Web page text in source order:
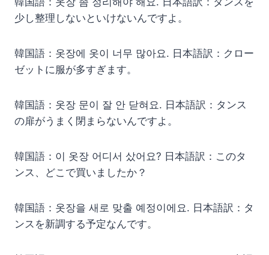
少し整理しないといけないんですよ。
韓国語：옷장에 옷이 너무 많아요. 日本語訳：クロー
ゼットに服が多すぎます。
韓国語：옷장 문이 잘 안 닫혀요. 日本語訳：タンス
の扉がうまく閉まらないんですよ。
韓国語：이 옷장 어디서 샀어요? 日本語訳：このタ
ンス、どこで買いましたか？
韓国語：옷장을 새로 맞출 예정이에요. 日本語訳：タ
ンスを新調する予定なんです。